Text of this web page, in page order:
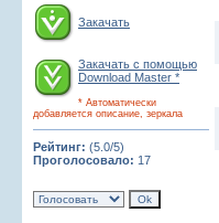
Закачать
Закачать с помощью
Download Master *
* Автоматически
добавляется описание, зеркала
Рейтинг: (5.0/5)
Проголосовало: 17